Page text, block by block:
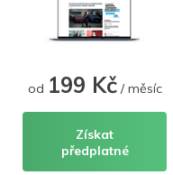
od 199 Kč/ měsíc
Získat
předplatné